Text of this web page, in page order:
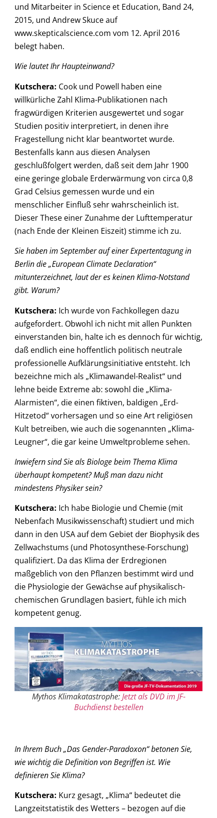
und Mitarbeiter in Science et Education, Band 24,
2015, und Andrew Skuce auf
www.skepticalscience.com vom 12. April 2016
belegt haben.
Wie lautet Ihr Haupteinwand?
Kutschera: Cook und Powell haben eine
willkürliche Zahl Klima-Publikationen nach
fragwürdigen Kriterien ausgewertet und sogar
Studien positiv interpretiert, in denen ihre
Fragestellung nicht klar beantwortet wurde.
Bestenfalls kann aus diesen Analysen
geschlußfolgert werden, daß seit dem Jahr 1900
eine geringe globale Erderwärmung von circa 0,8
Grad Celsius gemessen wurde und ein
menschlicher Einfluß sehr wahrscheinlich ist.
Dieser These einer Zunahme der Lufttemperatur
(nach Ende der Kleinen Eiszeit) stimme ich zu.
Sie haben im September auf einer Expertentagung in
Berlin die „European Climate Declaration“
mitunterzeichnet, laut der es keinen Klima-Notstand
gibt. Warum?
Kutschera: Ich wurde von Fachkollegen dazu
aufgefordert. Obwohl ich nicht mit allen Punkten
einverstanden bin, halte ich es dennoch für wichtig,
daß endlich eine hoffentlich politisch neutrale
professionelle Aufklärungsinitiative entsteht. Ich
bezeichne mich als „Klimawandel-Realist“ und
lehne beide Extreme ab: sowohl die „Klima-
Alarmisten“, die einen fiktiven, baldigen „Erd-
Hitzetod“ vorhersagen und so eine Art religiösen
Kult betreiben, wie auch die sogenannten „Klima-
Leugner“, die gar keine Umweltprobleme sehen.
Inwiefern sind Sie als Biologe beim Thema Klima
überhaupt kompetent? Muß man dazu nicht
mindestens Physiker sein?
Kutschera: Ich habe Biologie und Chemie (mit
Nebenfach Musikwissenschaft) studiert und mich
dann in den USA auf dem Gebiet der Biophysik des
Zellwachstums (und Photosynthese-Forschung)
qualifiziert. Da das Klima der Erdregionen
maßgeblich von den Pflanzen bestimmt wird und
die Physiologie der Gewächse auf physikalisch-
chemischen Grundlagen basiert, fühle ich mich
kompetent genug.
Mythos Klimakatastrophe:Jetzt als DVD im JF-
Buchdienst bestellen
In Ihrem Buch „Das Gender-Paradoxon“ betonen Sie,
wie wichtig die Definition von Begriffen ist. Wie
definieren Sie Klima?
Kutschera: Kurz gesagt, „Klima“ bedeutet die
Langzeitstatistik des Wetters – bezogen auf die